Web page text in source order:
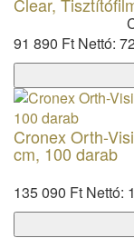
91 890 Ft Nettó:
Cronex Orth-
cm, 100 darab
135 090 Ft Nettó: